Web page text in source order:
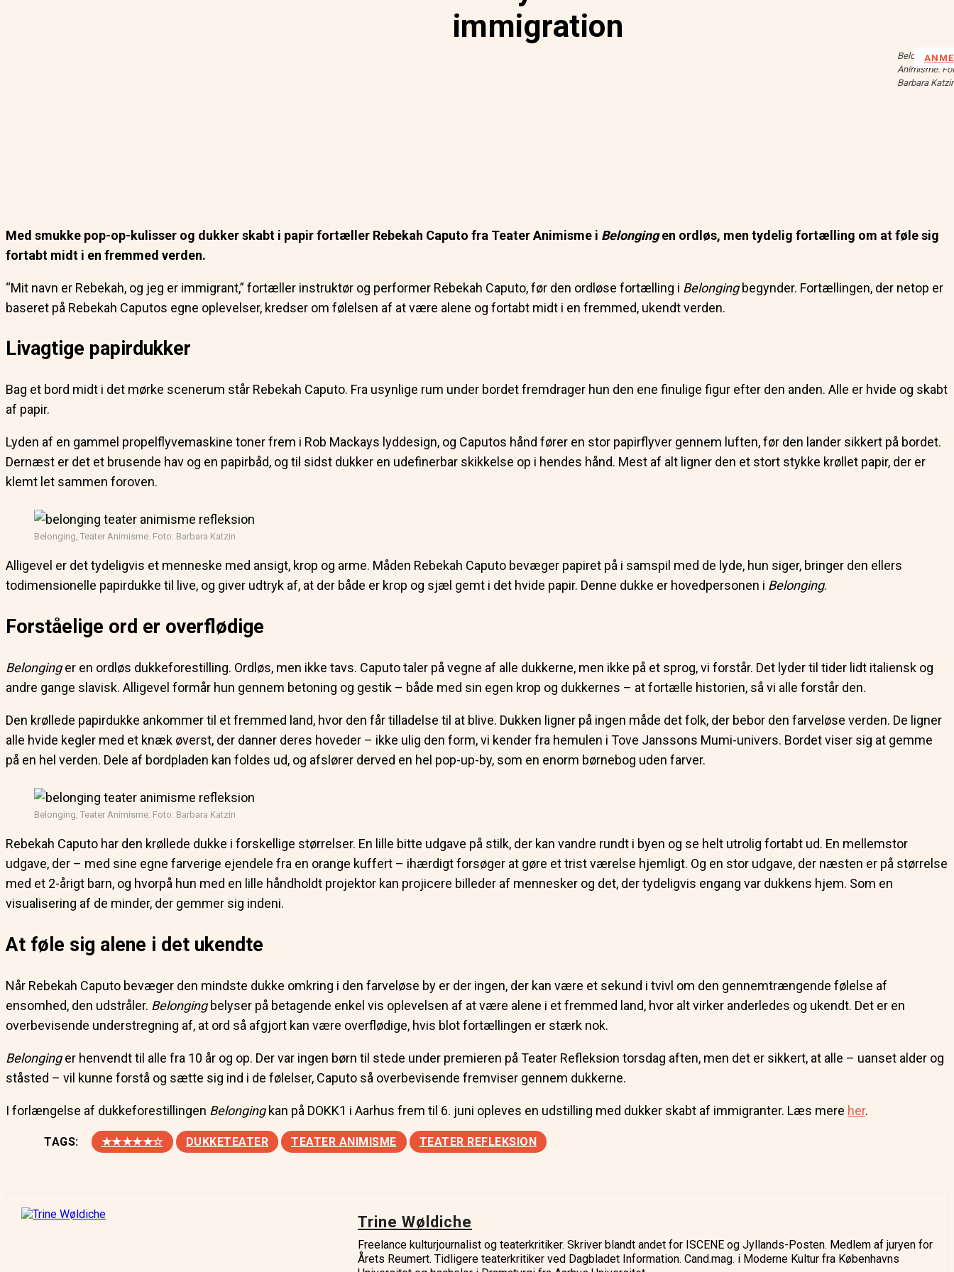
immigration
Belonging,
Animisme.
Barbara
Med smukke pop-op-kulisser og dukker skabt i papir fortæller Rebekah Caputo fra Teater Animisme i Belongingen ordløs, men tydelig fortælling om at føle sig
fortabt midt i en fremmed verden.
“Mit navn er Rebekah, og jeg er immigrant,” fortæller instruktør og performer Rebekah Caputo, før den ordløse fortælling i Belongingbegynder. Fortællingen, der netop er
baseret på Rebekah Caputos egne oplevelser, kredser om følelsen af at være alene og fortabt midt i en fremmed, ukendt verden.
Livagtige papirdukker
Bag et bord midt i det mørke scenerum står Rebekah Caputo. Fra usynlige rum under bordet fremdrager hun den ene finulige figur efter den anden. Alle er hvide og skabt
af papir.
Lyden af en gammel propelflyvemaskine toner frem i Rob Mackays lyddesign, og Caputos hånd fører en stor papirflyver gennem luften, før den lander sikkert på bordet.
Dernæst er det et brusende hav og en papirbåd, og til sidst dukker en udefinerbar skikkelse op i hendes hånd. Mest af alt ligner den et stort stykke krøllet papir, der er
klemt let sammen foroven.
Belonging, Teater Animisme. Foto: Barbara Katzin
Alligevel er det tydeligvis et menneske med ansigt, krop og arme. Måden Rebekah Caputo bevæger papiret på i samspil med de lyde, hun siger, bringer den ellers
todimensionelle papirdukke til live, og giver udtryk af, at der både er krop og sjæl gemt i det hvide papir. Denne dukke er hovedpersonen i Belonging.
Forståelige ord er overflødige
Belonginger en ordløs dukkeforestilling. Ordløs, men ikke tavs. Caputo taler på vegne af alle dukkerne, men ikke på et sprog, vi forstår. Det lyder til tider lidt italiensk og
andre gange slavisk. Alligevel formår hun gennem betoning og gestik – både med sin egen krop og dukkernes – at fortælle historien, så vi alle forstår den.
Den krøllede papirdukke ankommer til et fremmed land, hvor den får tilladelse til at blive. Dukken ligner på ingen måde det folk, der bebor den farveløse verden. De ligner
alle hvide kegler med et knæk øverst, der danner deres hoveder – ikke ulig den form, vi kender fra hemulen i Tove Janssons Mumi-univers. Bordet viser sig at gemme
på en hel verden. Dele af bordpladen kan foldes ud, og afslører derved en hel pop-up-by, som en enorm børnebog uden farver.
Belonging, Teater Animisme. Foto: Barbara Katzin
Rebekah Caputo har den krøllede dukke i forskellige størrelser. En lille bitte udgave på stilk, der kan vandre rundt i byen og se helt utrolig fortabt ud. En mellemstor
udgave, der – med sine egne farverige ejendele fra en orange kuffert – ihærdigt forsøger at gøre et trist værelse hjemligt. Og en stor udgave, der næsten er på størrelse
med et 2-årigt barn, og hvorpå hun med en lille håndholdt projektor kan projicere billeder af mennesker og det, der tydeligvis engang var dukkens hjem. Som en
visualisering af de minder, der gemmer sig indeni.
At føle sig alene i det ukendte
Når Rebekah Caputo bevæger den mindste dukke omkring i den farveløse by er der ingen, der kan være et sekund i tvivl om den gennemtrængende følelse af
ensomhed, den udstråler. Belongingbelyser på betagende enkel vis oplevelsen af at være alene i et fremmed land, hvor alt virker anderledes og ukendt. Det er en
overbevisende understregning af, at ord så afgjort kan være overflødige, hvis blot fortællingen er stærk nok.
Belonginger henvendt til alle fra 10 år og op. Der var ingen børn til stede under premieren på Teater Refleksion torsdag aften, men det er sikkert, at alle – uanset alder og
ståsted – vil kunne forstå og sætte sig ind i de følelser, Caputo så overbevisende fremviser gennem dukkerne.
I forlængelse af dukkeforestillingen Belongingkan på DOKK1 i Aarhus frem til 6. juni opleves en udstilling med dukker skabt af immigranter. Læs mere her.
TAGS: ★★★★★☆ DUKKETEATER TEATER ANIMISME TEATER REFLEKSION
Trine Wøldiche
Freelance kulturjournalist og teaterkritiker. Skriver blandt andet for ISCENE og Jyllands-Posten. Medlem af juryen for
Årets Reumert. Tidligere teaterkritiker ved Dagbladet Information. Cand.mag. i Moderne Kultur fra Københavns